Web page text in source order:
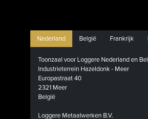
Nederland België Frankrijk
Toonzaal voor Loggere Nederland en
Industrieterrein Hazeldonk - Meer
Europastraat 40
2321 Meer
België
Loggere Metaalwerken B.V.